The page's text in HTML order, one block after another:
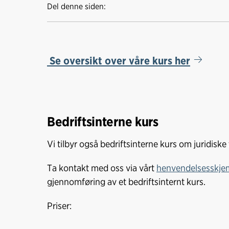
Del denne siden:
Se oversikt over våre kurs her
Bedriftsinterne kurs
Vi tilbyr også bedriftsinterne kurs om
Ta kontakt med oss via vårt
gjennomføring av et bedriftsinternt kurs.
Priser: